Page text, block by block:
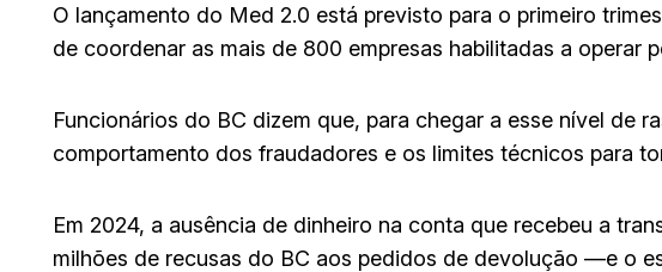
O lançamento do Med 2.0 está previsto para o primeiro
de coordenar as mais de 800 empresas habilitadas a operar
Funcionários do BC dizem que, para chegar a esse nível de
comportamento dos fraudadores e os limites técnicos para
Em 2024, a ausência de dinheiro na conta que recebeu a
milhões de recusas do BC aos pedidos de devolução —e o